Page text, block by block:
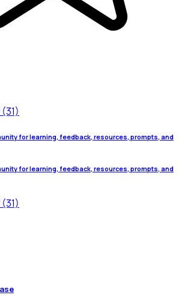
(31)
for learning, feedback, resources, prompts, and
for learning, feedback, resources, prompts, and
(31)